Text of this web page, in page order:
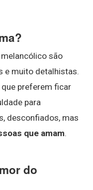
são
e muito detalhistas.
preferem ficar
para
desconfiados, mas
que amam.
do